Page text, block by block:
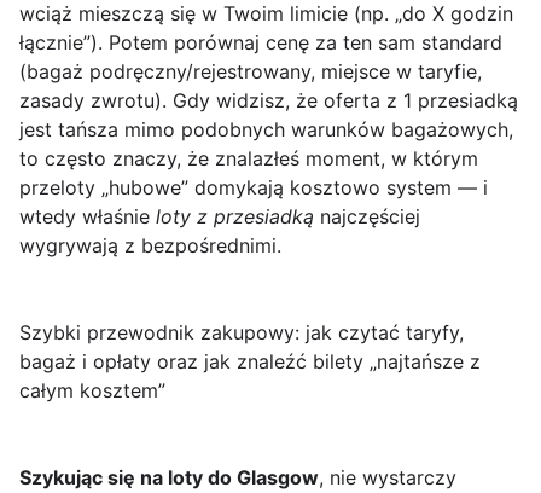
wciąż mieszczą się w Twoim limicie (np. „do X godzin
łącznie”). Potem porównaj cenę za ten sam standard
(bagaż podręczny/rejestrowany, miejsce w taryfie,
zasady zwrotu). Gdy widzisz, że oferta z 1 przesiadką
jest tańsza mimo podobnych warunków bagażowych,
to często znaczy, że znalazłeś moment, w którym
przeloty „hubowe” domykają kosztowo system — i
wtedy właśnie loty z przesiadką najczęściej
wygrywają z bezpośrednimi.
Szybki przewodnik zakupowy: jak czytać taryfy,
bagaż i opłaty oraz jak znaleźć bilety „najtańsze z
całym kosztem”
Szykując się na loty do Glasgow, nie wystarczy